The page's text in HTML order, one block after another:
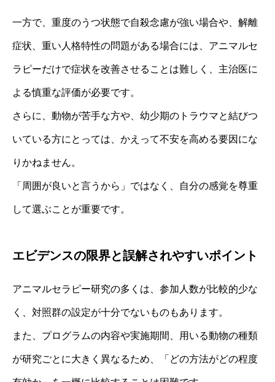
一方で、重度のうつ状態で自殺念慮が強い場合や、解離
症状、重い人格特性の問題がある場合には、アニマルセ
ラピーだけで症状を改善させることは難しく、主治医に
よる慎重な評価が必要です。
さらに、動物が苦手な方や、幼少期のトラウマと結びつ
いている方にとっては、かえって不安を高める要因にな
りかねません。
「周囲が良いと言うから」ではなく、自分の感覚を尊重
して選ぶことが重要です。
エビデンスの限界と誤解されやすいポイント
アニマルセラピー研究の多くは、参加人数が比較的少な
く、対照群の設定が十分でないものもあります。
また、プログラムの内容や実施期間、用いる動物の種類
が研究ごとに大きく異なるため、「どの方法がどの程度